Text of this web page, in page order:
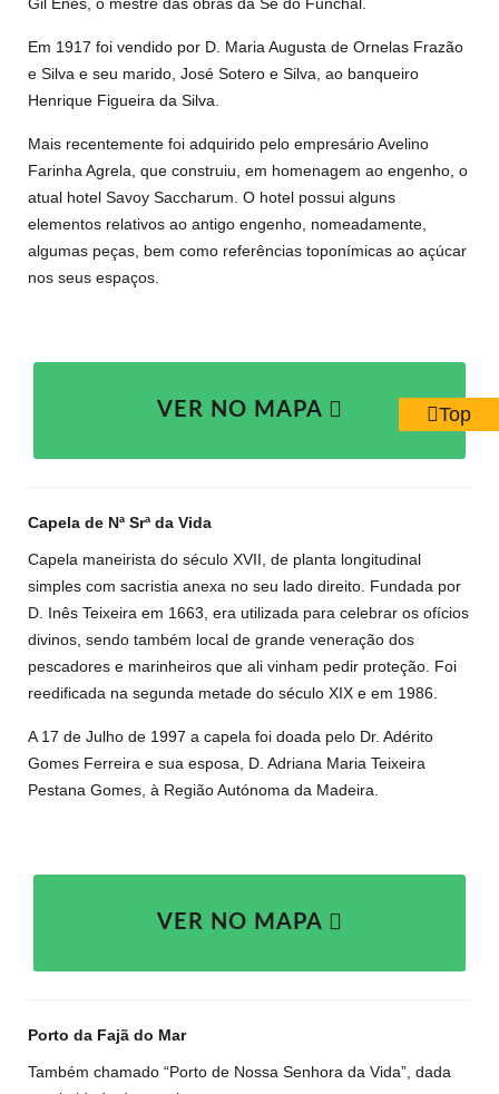
Em 1917 foi vendido por D. Maria Augusta de Ornelas Frazão
e Silva e seu marido, José Sotero e Silva, ao banqueiro
Henrique Figueira da Silva.
Mais recentemente foi adquirido pelo empresário Avelino
Farinha Agrela, que construiu, em homenagem ao engenho, o
atual hotel Savoy Saccharum. O hotel possui alguns
elementos relativos ao antigo engenho, nomeadamente,
algumas peças, bem como referências toponímicas ao açúcar
nos seus espaços.
VER NO MAPA
Capela de Nª Srª da Vida
Capela maneirista do século XVII, de planta longitudinal
simples com sacristia anexa no seu lado direito. Fundada por
D. Inês Teixeira em 1663, era utilizada para celebrar os ofícios
divinos, sendo também local de grande veneração dos
pescadores e marinheiros que ali vinham pedir proteção. Foi
reedificada na segunda metade do século XIX e em 1986.
A 17 de Julho de 1997 a capela foi doada pelo Dr. Adérito
Gomes Ferreira e sua esposa, D. Adriana Maria Teixeira
Pestana Gomes, à Região Autónoma da Madeira.
VER NO MAPA
Porto da Fajã do Mar
Também chamado “Porto de Nossa Senhora da Vida”, dada
Top